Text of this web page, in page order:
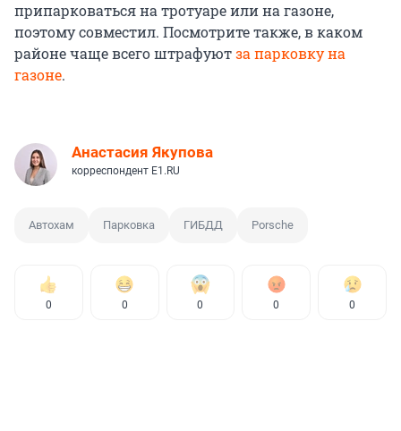
припарковаться на тротуаре или на газоне,
поэтому совместил. Посмотрите также, в каком
районе чаще всего штрафуютза парковку на
газоне.
Анастасия Якупова
корреспондент E1.RU
Автохам Парковка ГИБДД Porsche
0 0 0 0 0